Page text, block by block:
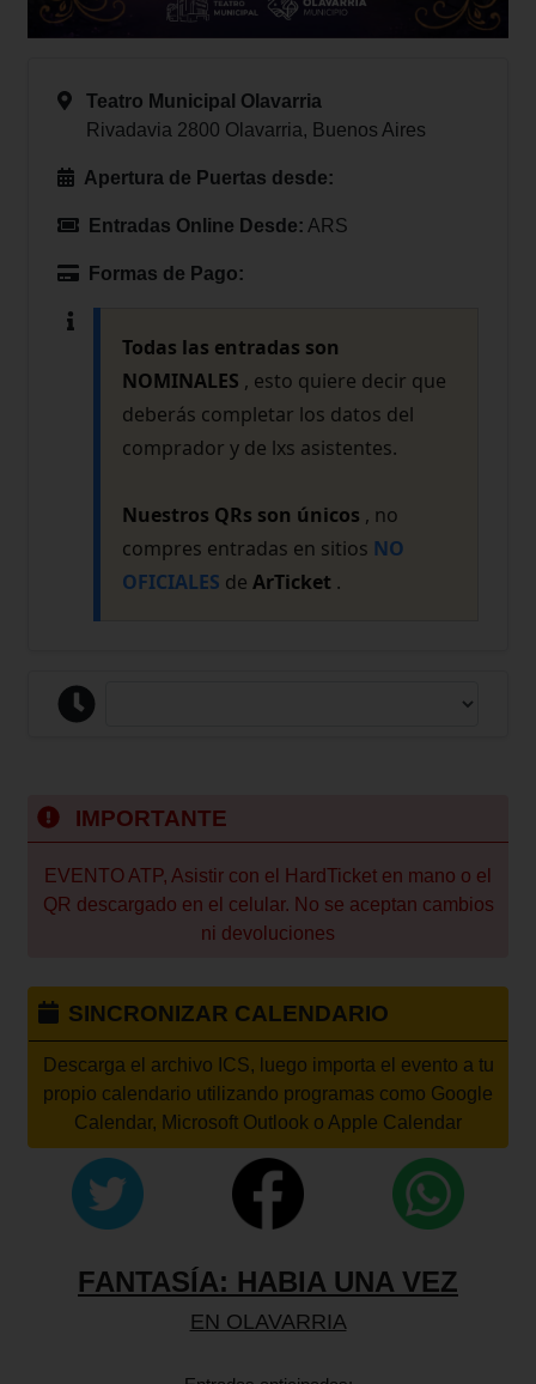
Teatro Municipal Olavarria
Rivadavia 2800 Olavarria, Buenos Aires
Apertura de Puertas desde:
Entradas Online Desde: ARS
Formas de Pago:
Todas las entradas son
NOMINALES , esto quiere decir que
deberás completar los datos del
comprador y de lxs asistentes.
Nuestros QRs son únicos , no
compres entradas en sitios NO
OFICIALES de ArTicket .
IMPORTANTE
EVENTO ATP, Asistir con el HardTicket en mano o el
QR descargado en el celular. No se aceptan cambios
ni devoluciones
SINCRONIZAR CALENDARIO
Descarga el archivo ICS, luego importa el evento a tu
propio calendario utilizando programas como Google
Calendar, Microsoft Outlook o Apple Calendar
FANTASÍA: HABIA UNA VEZ
EN OLAVARRIA